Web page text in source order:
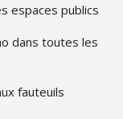
espaces publics
dans toutes les
fauteuils